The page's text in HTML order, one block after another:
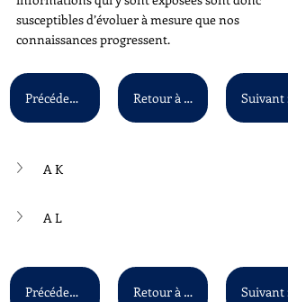
susceptibles d’évoluer à mesure que nos
connaissances progressent.
Précédent : A H - A J Retour à la liste principale
A K
A L
Précédent : A H - A J Retour à la liste principale